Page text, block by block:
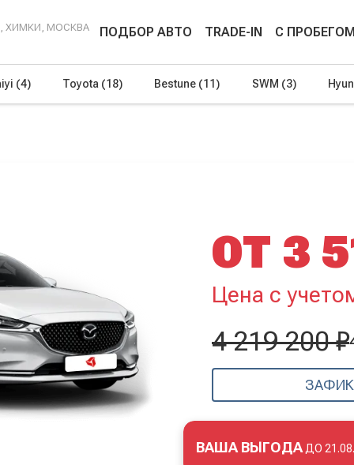
ХИМКИ, МОСКВА ПОДБОР АВТО TRADE-IN С
(4) Toyota (18) Bestune (11) SWM (3)
ОТ 3
Цена с
4 219 200 ₽
ВАША ВЫГОДА ДО